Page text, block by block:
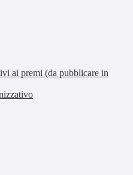
ai premi (da pubblicare in